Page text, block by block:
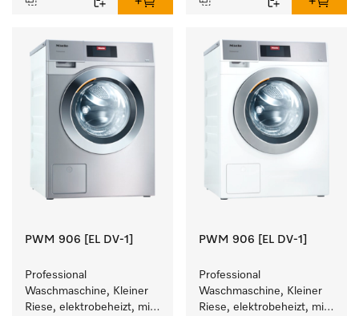
Leistung 8 kg  in 49 min .
Leistung 7 kg  in 49 min .
PWM 906 [EL DV-1]
Professional
Waschmaschine, Kleiner
Riese, elektrobeheizt, mit
PWM 906 [EL DV-1]
Professional
Waschmaschine, Kleiner
Riese, elektrobeheizt, mit